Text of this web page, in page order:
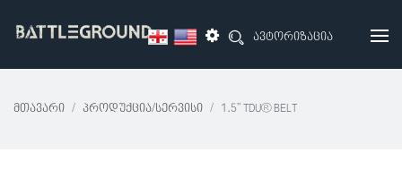
ავტორიზაცია
Მთავარი Პროდუქცია/სერვისი 1.5" TDU® BELT